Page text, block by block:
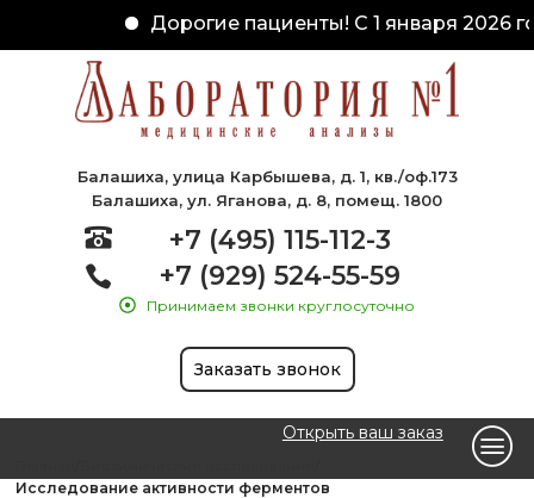
Дорогие пациенты! С 1 января 2026
Балашиха, улица Карбышева, д. 1, кв./оф.173
Балашиха, ул. Яганова, д. 8, помещ. 1800
+7 (495) 115-112-3
+7 (929) 524-55-59
Принимаем звонки круглосуточно
Заказать звонок
Открыть ваш заказ
Исследование активности ферментов